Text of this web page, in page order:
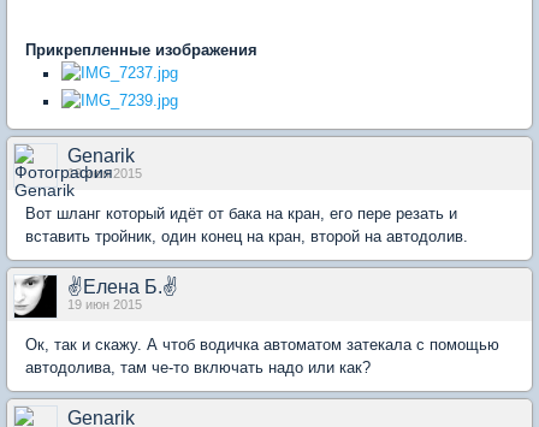
Прикрепленные изображения
Genarik
19 июн 2015
Вот шланг который идёт от бака на кран, его пере резать и
вставить тройник, один конец на кран, второй на автодолив.
✌Елена Б.✌
19 июн 2015
Ок, так и скажу. А чтоб водичка автоматом затекала с помощью
автодолива, там че-то включать надо или как?
Genarik